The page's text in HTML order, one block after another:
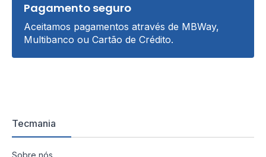
Pagamento seguro
Aceitamos pagamentos através de MBWay,
Multibanco ou Cartão de Crédito.
Tecmania
Sobre nós